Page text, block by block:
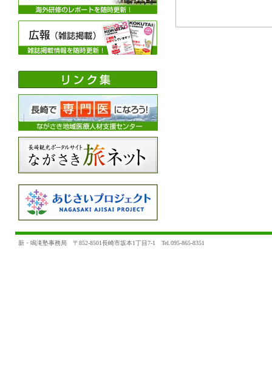
新・鳴滝塾事務局 〒852-8501長崎市坂本1丁目7-1 Tel.095-865-8351